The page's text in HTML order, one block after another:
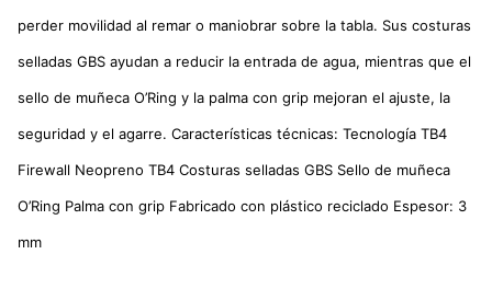
perder movilidad al remar o maniobrar sobre la tabla. Sus costuras
selladas GBS ayudan a reducir la entrada de agua, mientras que el
sello de muñeca O’Ring y la palma con grip mejoran el ajuste, la
seguridad y el agarre. Características técnicas: Tecnología TB4
Firewall Neopreno TB4 Costuras selladas GBS Sello de muñeca
O’Ring Palma con grip Fabricado con plástico reciclado Espesor: 3
mm